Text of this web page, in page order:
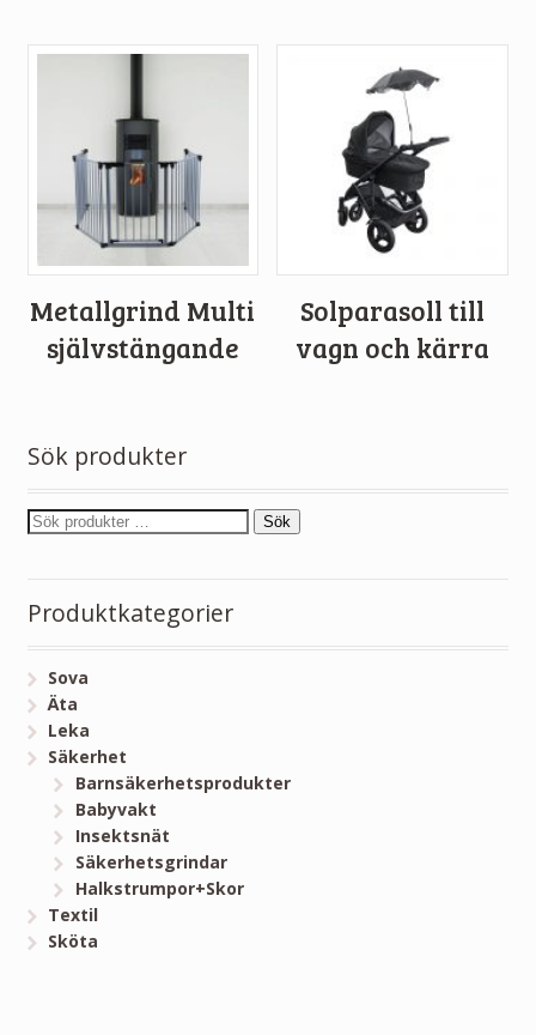
Metallgrind Multi
självstängande
Solparasoll till
vagn och kärra
Sök produkter
Sök
Produktkategorier
Sova
Äta
Leka
Säkerhet
Barnsäkerhetsprodukter
Babyvakt
Insektsnät
Säkerhetsgrindar
Halkstrumpor+Skor
Textil
Sköta